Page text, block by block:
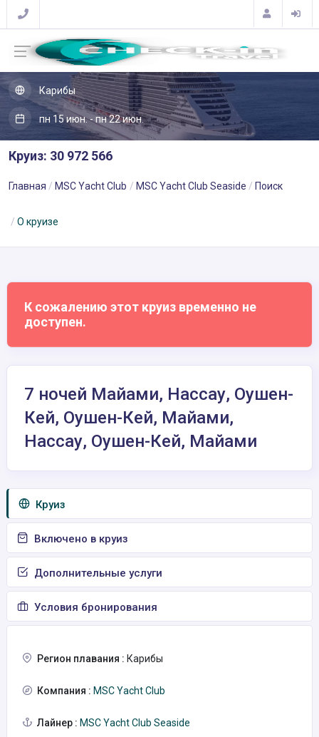
Карибы
пн 15 июн. - пн 22 июн.
Круиз: 30 972 566
Главная MSC Yacht Club MSC Yacht Club Seaside Поиск
О круизе
К сожалению этот круиз временно не
доступен.
7 ночей Майами, Нассау, Оушен-
Кей, Оушен-Кей, Майами,
Нассау, Оушен-Кей, Майами
Круиз
Включено в круиз
Дополнительные услуги
Условия бронирования
Регион плавания : Карибы
Компания : MSC Yacht Club
Лайнер : MSC Yacht Club Seaside